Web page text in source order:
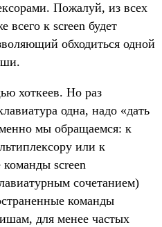
Пожалуй, из всех
к screen будет
обходиться одной
хоткеев. Но раз
одна, надо «дать
мы обращаемся: к
или к
screen
сочетанием)
команды
для менее частых